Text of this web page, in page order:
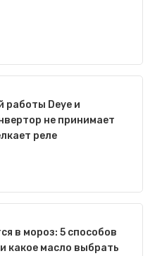
работы Deye и
не принимает
реле
в мороз: 5 способов
какое масло выбрать